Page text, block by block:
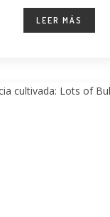
LEER MÁS